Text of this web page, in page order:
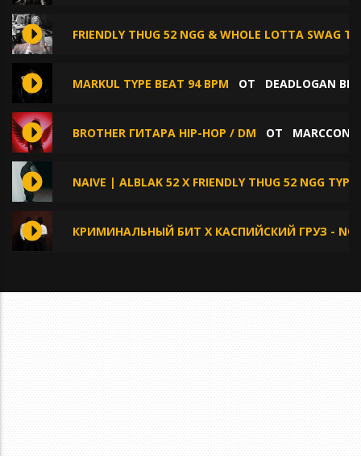
FRIENDLY THUG 52 NGG & WHOLE LOTTA SWAG
MARKUL TYPE BEAT 94 BPM ОТ DEADLOGAN
BROTHER ГИТАРА HIP-HOP / DM ОТ MARCCONE
NAIVE | ALBLAK 52 X FRIENDLY THUG 52 NGG TYPE
КРИМИНАЛЬНЫЙ БИТ X КАСПИЙСКИЙ ГРУЗ -